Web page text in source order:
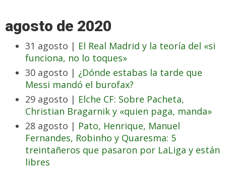
agosto de 2020
31 agosto | El Real Madrid y la teoría del «si
funciona, no lo toques»
30 agosto | ¿Dónde estabas la tarde que
Messi mandó el burofax?
29 agosto | Elche CF: Sobre Pacheta,
Christian Bragarnik y «quien paga, manda»
28 agosto | Pato, Henrique, Manuel
Fernandes, Robinho y Quaresma: 5
treintañeros que pasaron por LaLiga y están
libres